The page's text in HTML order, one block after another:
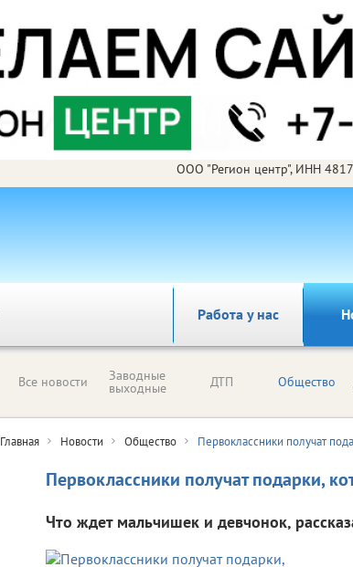
ООО "Регион центр", ИНН
Работа у нас
Все новости Заводные
выходные ДТП Общество
Главная Новости Общество Первоклассники получат
Первоклассники получат подарки,
Что ждет мальчишек и девчонок,